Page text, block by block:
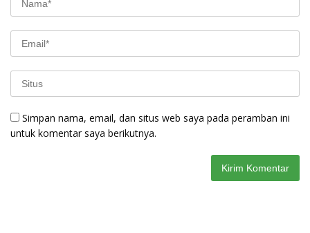
Simpan nama, email, dan situs web saya pada peramban ini
untuk komentar saya berikutnya.